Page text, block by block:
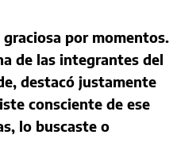
por momentos.
de las integrantes del
destacó justamente
consciente de ese
lo buscaste o